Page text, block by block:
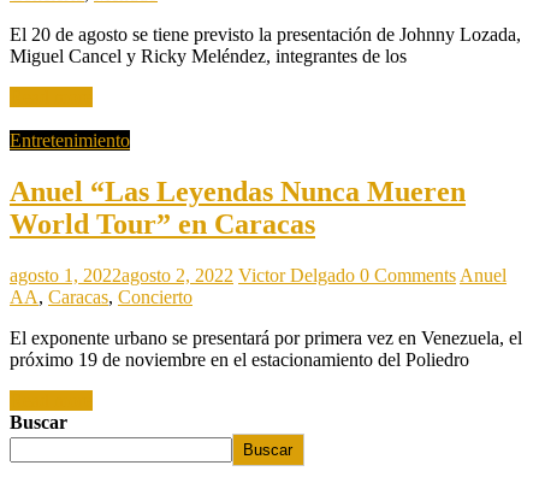
El 20 de agosto se tiene previsto la presentación de Johnny Lozada,
Miguel Cancel y Ricky Meléndez, integrantes de los
Entretenimiento
Anuel “Las Leyendas Nunca Mueren
World Tour” en Caracas
agosto 1, 2022agosto 2, 2022 Victor Delgado 0 Comments Anuel
AA, Caracas, Concierto
El exponente urbano se presentará por primera vez en Venezuela, el
próximo 19 de noviembre en el estacionamiento del Poliedro
Buscar
Buscar